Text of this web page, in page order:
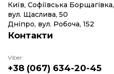
Київ, Софіївська Борщагівка,
вул. Щаслива, 50
Дніпро, вул. Робоча, 152
Контакти
Viber:
+38 (067) 634-20-45